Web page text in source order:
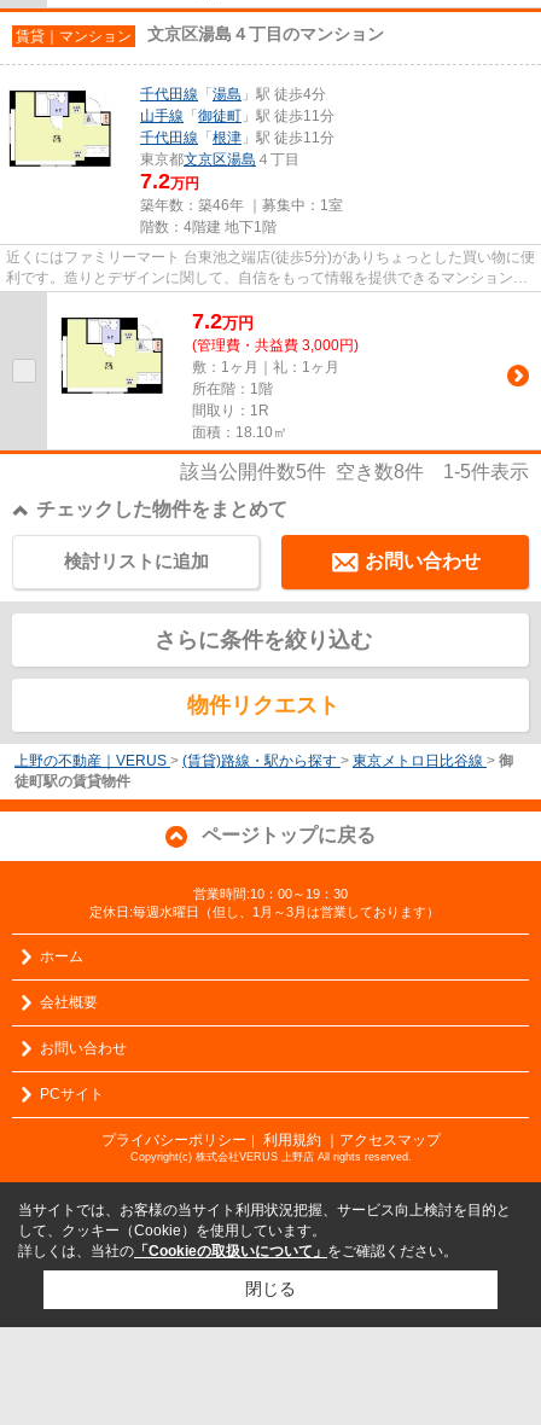
賃貸｜マンション 文京区湯島４丁目のマンション
千代田線 「 湯島 」駅 徒歩4分
山手線 「 御徒町 」駅 徒歩11分
千代田線 「 根津 」駅 徒歩11分
東京都文京区湯島 ４丁目
7.2万円
築年数：築46年 ｜募集中： 1室
階数：4階建 地下1階
近くにはファミリーマート 台東池之端店(徒歩5分)がありちょっとした買い物に便
利です。造りとデザインに関して、自信をもって情報を提供できるマンションで
7.2万円
(管理費・共益費 3,000円)
敷：1ヶ月｜礼：1ヶ月
所在階：1階
間取り：1R
面積：18.10㎡
該当公開件数5件 空き数8件 1-5件表示
チェックした物件をまとめて
お問い合わせ
検討リストに追加
さらに条件を絞り込む
物件リクエスト
上野の不動産｜VERUS > (賃貸)路線・駅から探す > 東京メトロ日比谷線 > 御
徒町駅の賃貸物件
ページトップに戻る
営業時間:10：00～19：30
定休日:毎週水曜日（但し、1月～3月は営業しております）
ホーム
会社概要
お問い合わせ
PCサイト
プライバシーポリシー ｜ 利用規約 ｜アクセスマップ
Copyright(c) 株式会社VERUS 上野店 All rights reserved.
当サイトでは、お客様の当サイト利用状況把握、サービス向上検討を目的と
して、クッキー（Cookie）を使用しています。
詳しくは、当社の 「Cookieの取扱いについて」 をご確認ください。
閉じる